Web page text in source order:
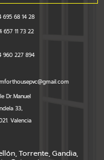
695 68 14 28
657 11 73 22
960 227 894
Dr.Manuel
33,
Valencia
Torrente, Gandia,